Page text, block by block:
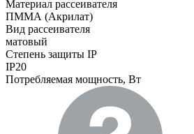
Материал рассеивателя
ПММА (Акрилат)
Вид рассеивателя
матовый
Степень защиты IP
IP20
Потребляемая мощность, Вт